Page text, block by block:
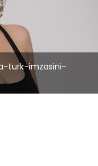
turk-imzasini-